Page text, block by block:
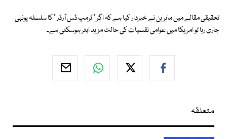
تحقیقی مقالے میں ماہرین نے خبردار کیا ہے کہ اگر ''ٹرمپ ڈس آرڈر'' کا سلسلہ یونہی
جاری رہا تو امریکا میں عوامی نفسیات کی حالت مزید ابتر ہوسکتی ہے۔
متعلقہ